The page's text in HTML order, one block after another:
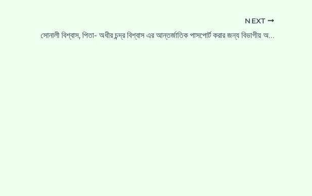
NEXT
সোনালী বিশ্বাস, পিতা- অধীর চন্দ্র বিশ্বাস এর আন্তর্জাতিক পাসপোর্ট করার জন্য বিভাগীয় অনাপত্তি।